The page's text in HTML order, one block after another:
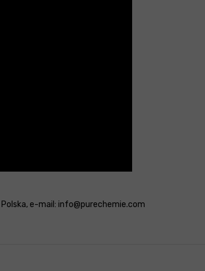
Polska, e-mail: info@purechemie.com